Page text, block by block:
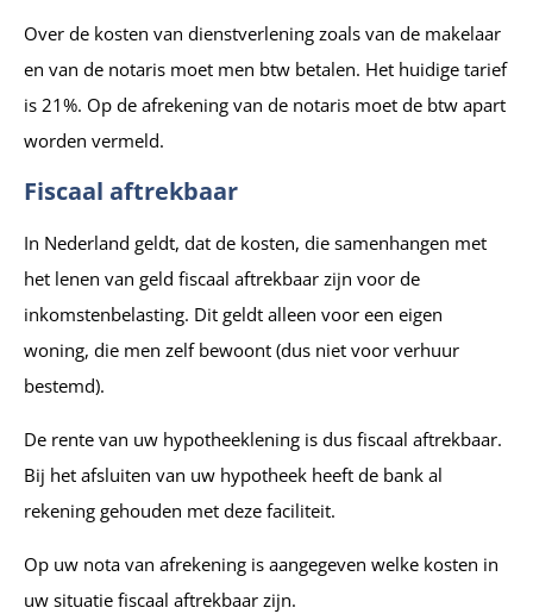
Over de kosten van dienstverlening zoals van de makelaar
en van de notaris moet men btw betalen. Het huidige tarief
is 21%. Op de afrekening van de notaris moet de btw apart
worden vermeld.
Fiscaal aftrekbaar
In Nederland geldt, dat de kosten, die samenhangen met
het lenen van geld fiscaal aftrekbaar zijn voor de
inkomstenbelasting. Dit geldt alleen voor een eigen
woning, die men zelf bewoont (dus niet voor verhuur
bestemd).
De rente van uw hypotheeklening is dus fiscaal aftrekbaar.
Bij het afsluiten van uw hypotheek heeft de bank al
rekening gehouden met deze faciliteit.
Op uw nota van afrekening is aangegeven welke kosten in
uw situatie fiscaal aftrekbaar zijn.